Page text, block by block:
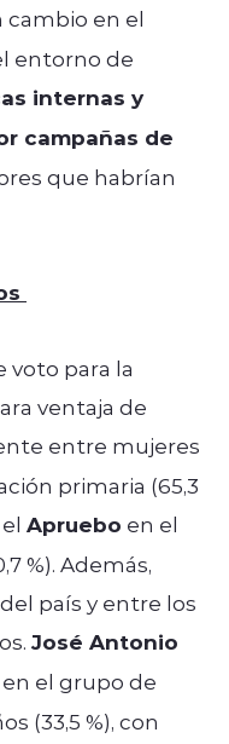
cambio en el
entorno de
internas y
campañas de
que habrían
voto para la
ventaja de
entre mujeres
primaria (65,3
Apruebo en el
%). Además,
país y entre los
José Antonio
el grupo de
(33,5 %), con